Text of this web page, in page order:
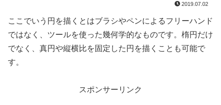
2019.07.02
ここでいう円を描くとはブラシやペンによるフリーハンド
ではなく、ツールを使った幾何学的なものです。楕円だけ
でなく、真円や縦横比を固定した円を描くことも可能で
す。
スポンサーリンク